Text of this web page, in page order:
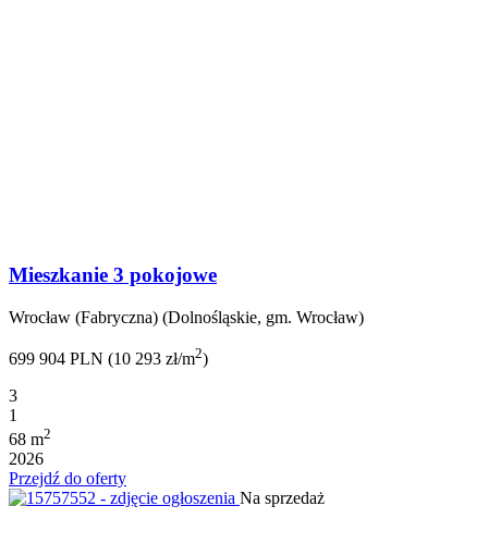
Mieszkanie 3 pokojowe
Wrocław (Fabryczna) (Dolnośląskie, gm. Wrocław)
699 904 PLN (10 293 zł/m2)
3
1
68 m2
2026
Przejdź do oferty
Na sprzedaż